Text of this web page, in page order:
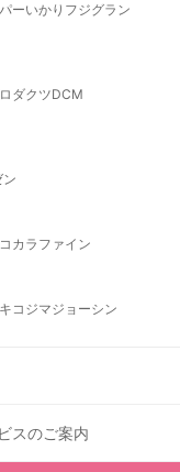
ーいかり フジグラン
ダクツDCM
カラファイン
コジマジョーシン
スのご案内